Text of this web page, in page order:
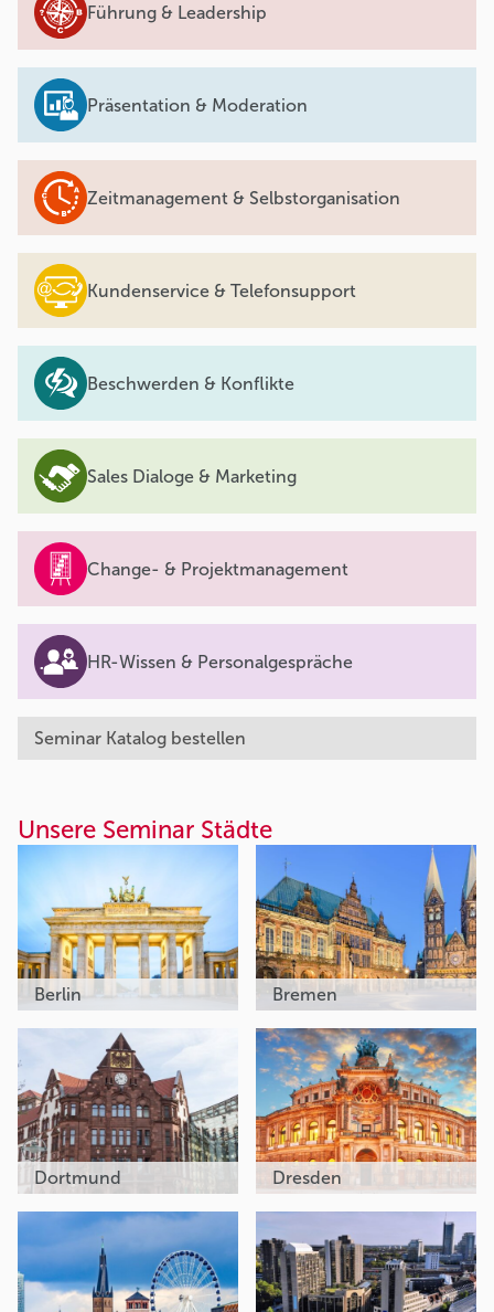
Führung & Leadership
Präsentation & Moderation
Zeitmanagement & Selbstorganisation
Kundenservice & Telefonsupport
Beschwerden & Konflikte
Sales Dialoge & Marketing
Change- & Projektmanagement
HR-Wissen & Personalgespräche
Seminar Katalog bestellen
Unsere Seminar Städte
Berlin Bremen
Dortmund Dresden